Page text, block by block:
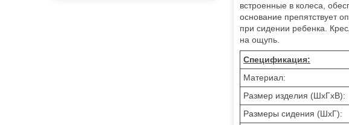
встроенные в колеса,
основание препятствует
при сидении ребенка.
на ощупь.
Спецификация:
Материал:
Размер изделия (ШхГхВ):
Размеры сидения (ШхГ):